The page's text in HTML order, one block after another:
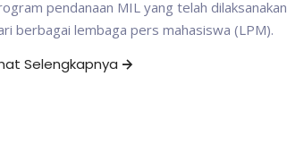
pendanaan MIL yang telah dilaksanakan
berbagai lembaga pers mahasiswa (LPM).
Selengkapnya